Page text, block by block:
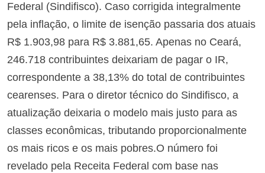
Federal (Sindifisco). Caso corrigida integralmente
pela inflação, o limite de isenção passaria dos atuais
R$ 1.903,98 para R$ 3.881,65. Apenas no Ceará,
246.718 contribuintes deixariam de pagar o IR,
correspondente a 38,13% do total de contribuintes
cearenses. Para o diretor técnico do Sindifisco, a
atualização deixaria o modelo mais justo para as
classes econômicas, tributando proporcionalmente
os mais ricos e os mais pobres.O número foi
revelado pela Receita Federal com base nas